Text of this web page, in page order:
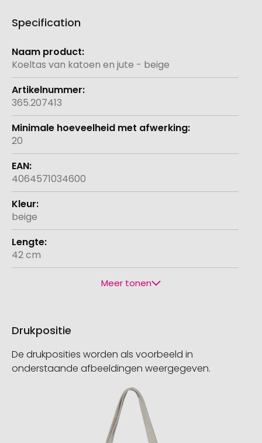
Specification
Meer
informatie
Koeltas van katoen en jute - beige
365.207413
20
4064571034600
beige
42 cm
Meer tonen
Drukpositie
De drukposities worden als voorbeeld in
onderstaande afbeeldingen weergegeven.